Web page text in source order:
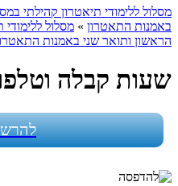
מסלול ללימודי תיאטרון קהילתי
באמנות התאטרון » מסלול
הראשון ותואר שני באמנות
שעות קבלה